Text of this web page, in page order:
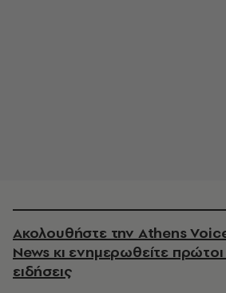
Ακολουθήστε την Athens
News κι ενημερωθείτε πρώτοι
ειδήσεις